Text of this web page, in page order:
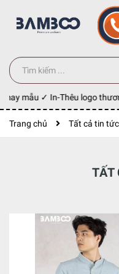
mẫu ✓ In-Thêu logo
Trang chủ Tất cả tin tức
TẤT